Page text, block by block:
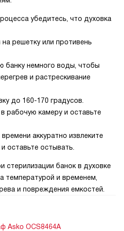
убедитесь, что духовка
решетку или противень
банку немного воды, чтобы
и растрескивание
до 160-170 градусов.
рабочую камеру и оставьте
аккуратно извлеките
оставьте остывать.
стерилизации банок в духовке
температурой и временем,
и повреждения емкостей.
Asko OCS8464A